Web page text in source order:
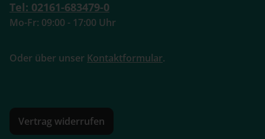
Tel: 02161-683479-0
Mo-Fr: 09:00 - 17:00 Uhr
Oder über unser Kontaktformular.
Vertrag widerrufen